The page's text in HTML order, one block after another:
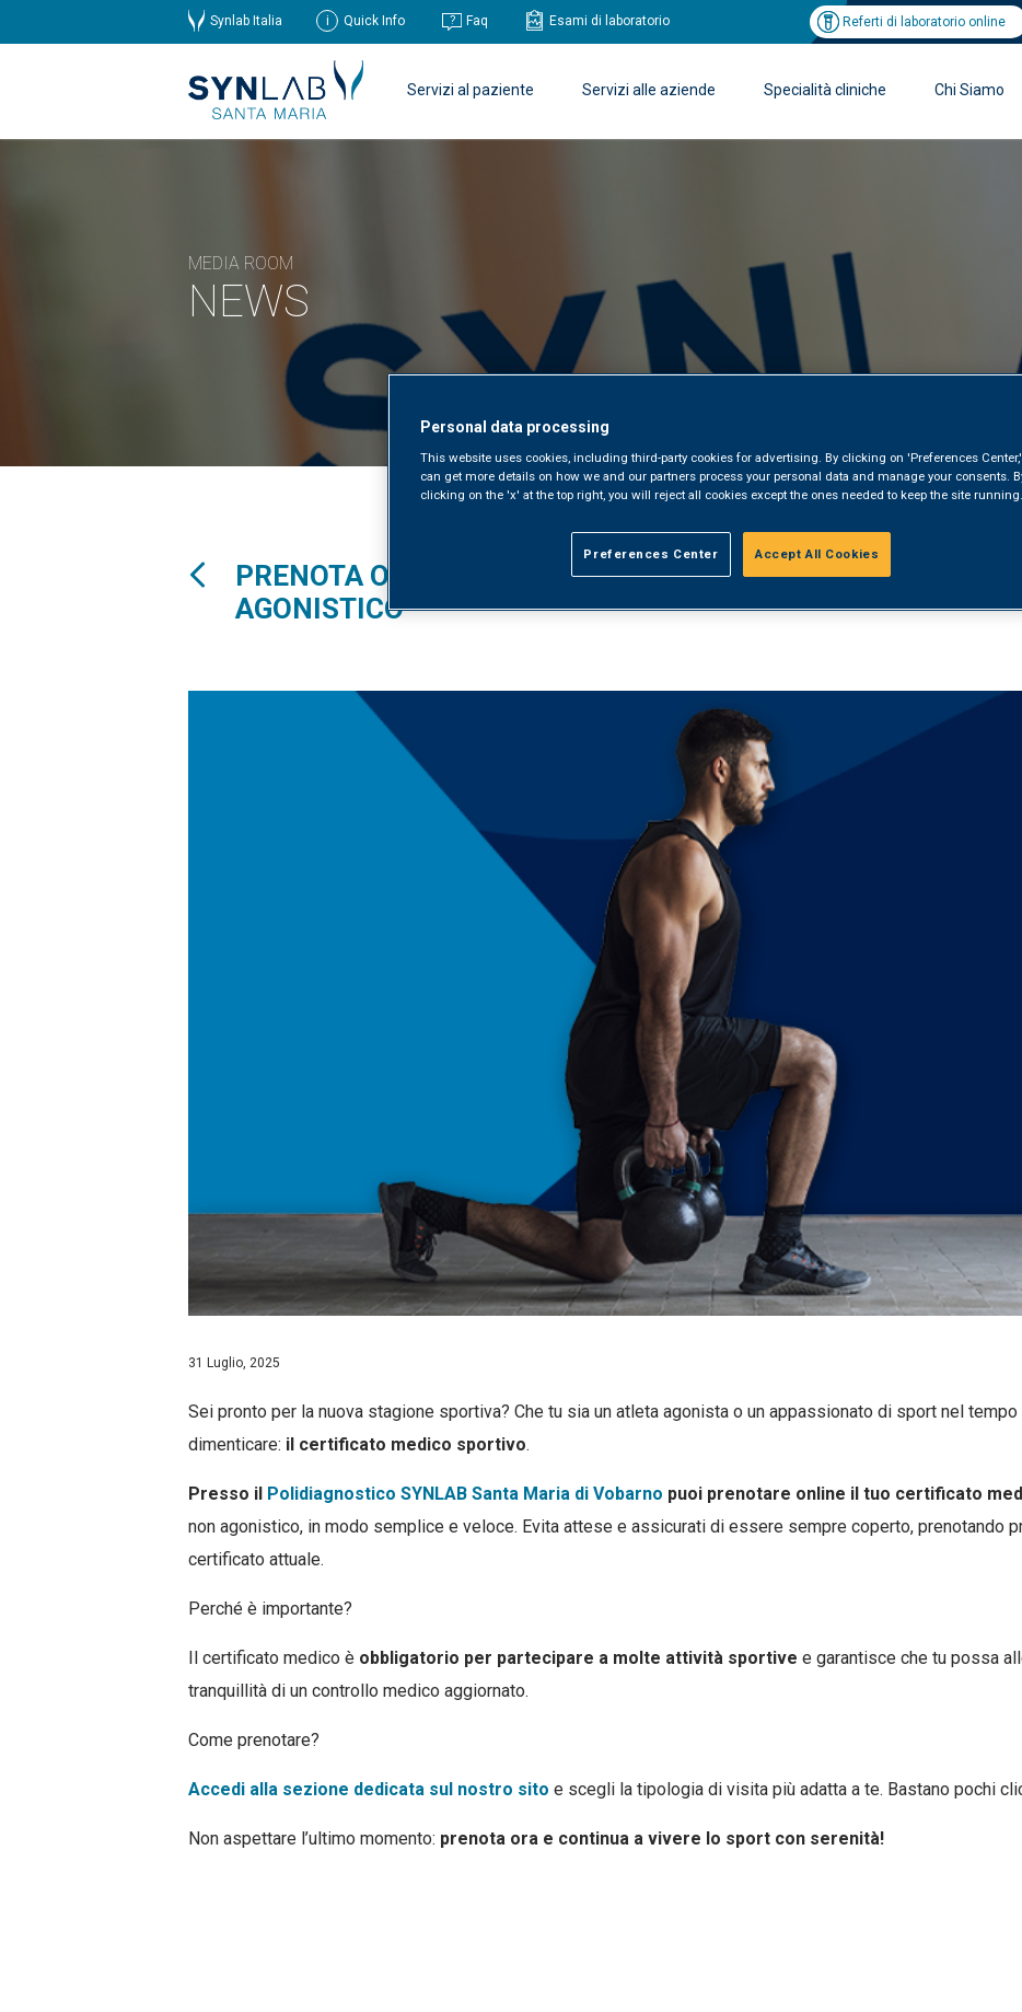
Synlab Italia Quick Info Faq Esami di laboratorio Referti di laboratorio online
Servizi al paziente Servizi alle aziende Specialità cliniche Chi Siamo
MEDIA ROOM
NEWS
Home /Novità/Prenota Online il Tuo Certificato
PRENOTA ONLINE IL TUO CERTIFICATO MEDICO
AGONISTICO
31 Luglio, 2025
Sei pronto per la nuova stagione sportiva? Che tu sia un atleta agonista o un appassionato di sport nel tempo
dimenticare: il certificato medico sportivo.
Presso il Polidiagnostico SYNLAB Santa Maria di Vobarno puoi prenotare online il tuo certificato
non agonistico, in modo semplice e veloce. Evita attese e assicurati di essere sempre coperto, prenotando
certificato attuale.
Perché è importante?
Il certificato medico è obbligatorio per partecipare a molte attività sportive e garantisce che tu possa
tranquillità di un controllo medico aggiornato.
Come prenotare?
Accedi alla sezione dedicata sul nostro sito e scegli la tipologia di visita più adatta a te. Bastano pochi
Non aspettare l’ultimo momento: prenota ora e continua a vivere lo sport con serenità!
Personal data processing
This website uses cookies, including third-party cookies for advertising. By clicking on 'Preferences
can get more details on how we and our partners process your personal data and manage your consents.
clicking on the 'x' at the top right, you will reject all cookies except the ones needed to keep the site running.
Preferences Center Accept All Cookies